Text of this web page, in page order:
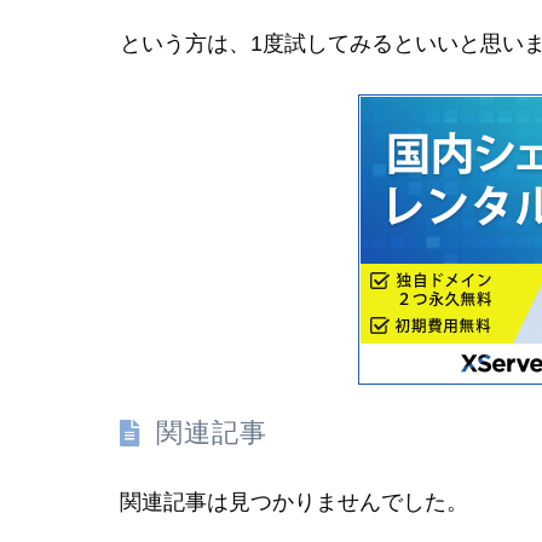
という方は、1度試してみるといいと思い
関連記事
関連記事は見つかりませんでした。